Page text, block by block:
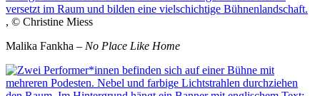
, © Christine Miess
Malika Fankha – No Place Like Home